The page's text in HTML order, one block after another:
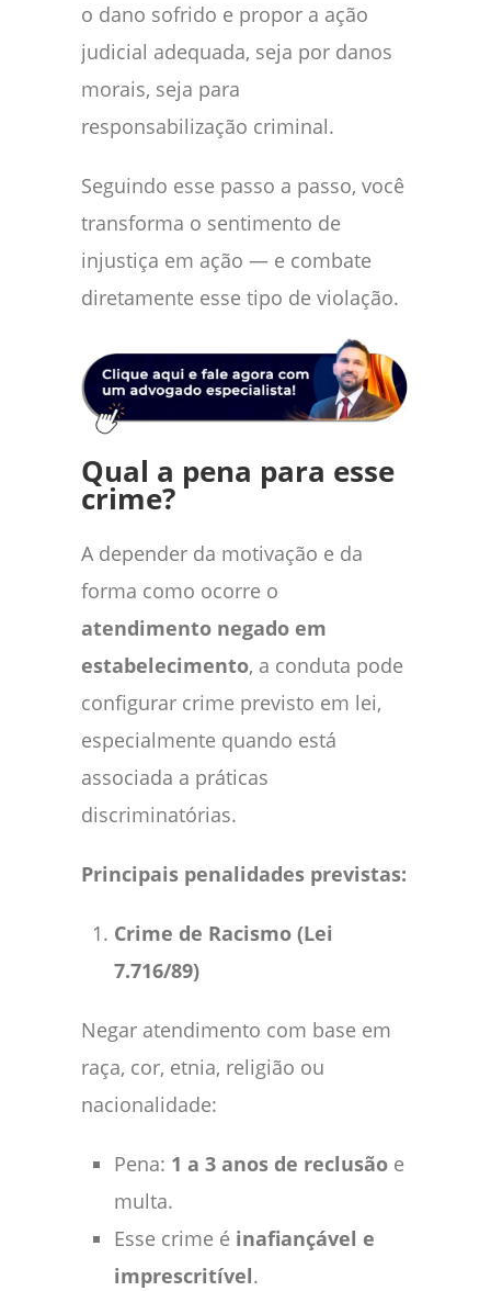
o dano sofrido e propor a ação
judicial adequada, seja por danos
morais, seja para
responsabilização criminal.
Seguindo esse passo a passo, você
transforma o sentimento de
injustiça em ação — e combate
diretamente esse tipo de violação.
Qual a pena para esse
crime?
A depender da motivação e da
forma como ocorre o
atendimento negado em
estabelecimento, a conduta pode
configurar crime previsto em lei,
especialmente quando está
associada a práticas
discriminatórias.
Principais penalidades previstas:
Crime de Racismo (Lei
7.716/89)
Negar atendimento com base em
raça, cor, etnia, religião ou
nacionalidade:
Pena: 1 a 3 anos de reclusão e
multa.
Esse crime é inafiançável e
imprescritível.